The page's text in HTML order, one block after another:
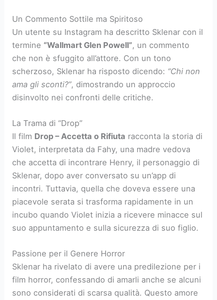
Un Commento Sottile ma Spiritoso
Un utente su Instagram ha descritto Sklenar con il
termine “Wallmart Glen Powell”, un commento
che non è sfuggito all’attore. Con un tono
scherzoso, Sklenar ha risposto dicendo: “Chi non
ama gli sconti?”, dimostrando un approccio
disinvolto nei confronti delle critiche.
La Trama di “Drop”
Il film Drop – Accetta o Rifiuta racconta la storia di
Violet, interpretata da Fahy, una madre vedova
che accetta di incontrare Henry, il personaggio di
Sklenar, dopo aver conversato su un’app di
incontri. Tuttavia, quella che doveva essere una
piacevole serata si trasforma rapidamente in un
incubo quando Violet inizia a ricevere minacce sul
suo appuntamento e sulla sicurezza di suo figlio.
Passione per il Genere Horror
Sklenar ha rivelato di avere una predilezione per i
film horror, confessando di amarli anche se alcuni
sono considerati di scarsa qualità. Questo amore